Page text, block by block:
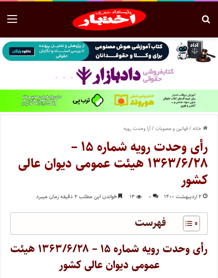
خانه/قوانین و مصوبات/آرا وحدت رویه
رأی وحدت رویه شماره ۱۵ –
۱۳۶۳/۶/۲۸ هیئت عمومی دیوان عالی
کشور
۲ اردیبهشت ۱۴۰۰ ۰ ۱۳ خواندن این مطلب ۲ دقیقه زمان میبرد
فهرست
رأی وحدت رویه شماره ۱۵ – ۱۳۶۳/۶/۲۸ هیئت
عمومی دیوان عالی کشور